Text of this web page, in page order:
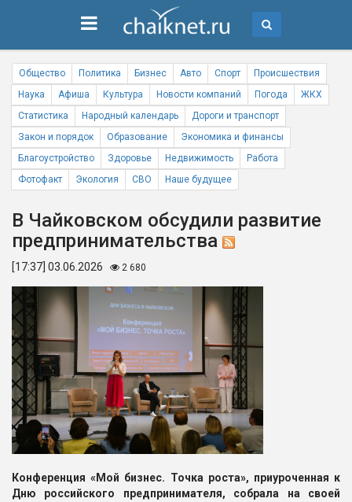
Общество Политика Бизнес Авто Спорт
Происшествия
Наука
Афиша Культура Новости компаний Погода
ЖКХ
Статистика
Народный календарь
Дороги и транспорт
Закон и порядок
Образование
Экономика и финансы
Благоустройство
Здоровье Недвижимость
Работа
Фотофакт
Экология СВО Наше будущее
В Чайковском обсудили развитие
предпринимательства
[17:37] 03.06.2026 2 680
Конференция «Мой бизнес. Точка роста», приуроченная к
Дню российского предпринимателя, собрала на своей